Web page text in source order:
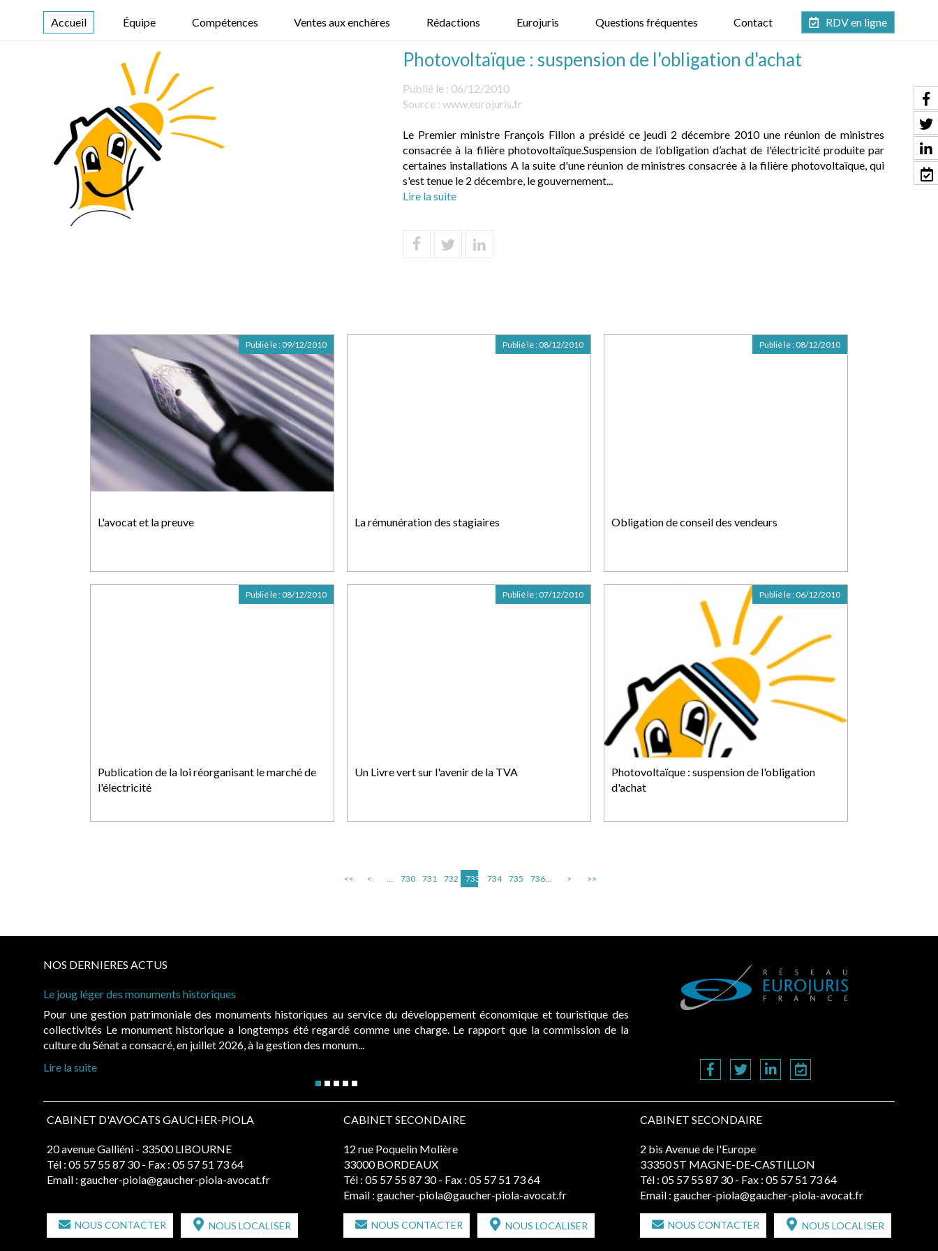
Accueil Équipe Compétences Ventes aux enchères Rédactions Eurojuris Questions fréquentes Contact RDV en ligne
Photovoltaïque : suspension de l'obligation d'achat
Publié le : 06/12/2010
Source : www.eurojuris.fr
Le Premier ministre François Fillon a présidé ce jeudi 2 décembre 2010 une réunion de ministres
consacrée à la filière photovoltaïque.Suspension de l’obligation d’achat de l'électricité produite par
certaines installations A la suite d'une réunion de ministres consacrée à la filière photovoltaïque, qui
s'est tenue le 2 décembre, le gouvernement...
Lire la suite
L'avocat et la preuve
Publié le : 09/12/2010
La rémunération des stagiaires
Publié le : 08/12/2010
Obligation de conseil des vendeurs
Publié le : 08/12/2010
Publication de la loi réorganisant le marché de
l'électricité
Publié le : 08/12/2010
Un Livre vert sur l'avenir de la TVA
Publié le : 07/12/2010
Photovoltaïque : suspension de l'obligation
d'achat
Publié le : 06/12/2010
<< < ... 730 731 732 733 734 735 736... > >>
NOS DERNIERES ACTUS
Le joug léger des monuments historiques
Pour une gestion patrimoniale des monuments historiques au service du développement économique et touristique des
collectivités Le monument historique a longtemps été regardé comme une charge. Le rapport que la commission de la
culture du Sénat a consacré, en juillet 2026, à la gestion des monum...
Lire la suite
CABINET D'AVOCATS GAUCHER-PIOLA
20 avenue Galliéni - 33500 LIBOURNE
Tél : 05 57 55 87 30 - Fax : 05 57 51 73 64
Email : gaucher-piola@gaucher-piola-avocat.fr
NOUS CONTACTER NOUS LOCALISER
CABINET SECONDAIRE
12 rue Poquelin Molière
33000 BORDEAUX
Tél : 05 57 55 87 30 - Fax : 05 57 51 73 64
Email : gaucher-piola@gaucher-piola-avocat.fr
NOUS CONTACTER NOUS LOCALISER
CABINET SECONDAIRE
2 bis Avenue de l'Europe
33350 ST MAGNE-DE-CASTILLON
Tél : 05 57 55 87 30 - Fax : 05 57 51 73 64
Email : gaucher-piola@gaucher-piola-avocat.fr
NOUS CONTACTER NOUS LOCALISER